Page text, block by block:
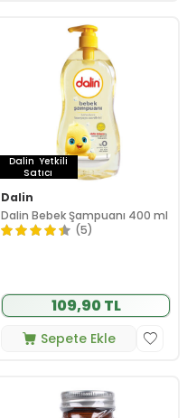
Dalin Yetkili
Satıcı
Dalin
Dalin Bebek Şampuanı 400 ml
(5)
109,90 TL
Sepete Ekle